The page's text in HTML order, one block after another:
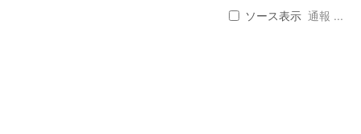
ソース表示 通報 ...